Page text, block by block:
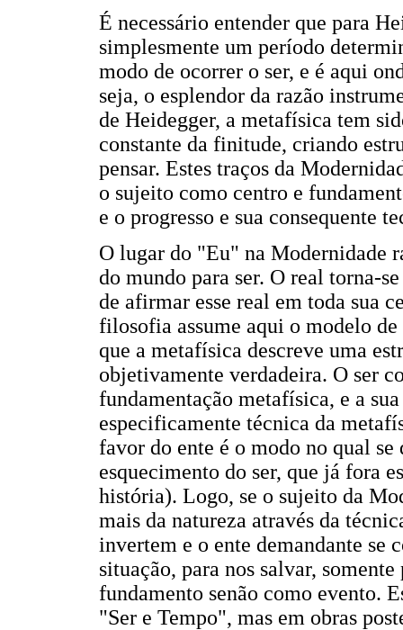
É necessário entender que para
simplesmente um período
modo de ocorrer o ser, e é aqui
seja, o esplendor da razão
de Heidegger, a metafísica tem
constante da finitude, criando
pensar. Estes traços da
o sujeito como centro e
e o progresso e sua consequente
O lugar do "Eu" na Modernidade
do mundo para ser. O real torna-
de afirmar esse real em toda sua
filosofia assume aqui o modelo
que a metafísica descreve uma
objetivamente verdadeira. O ser
fundamentação metafísica, e a
especificamente técnica da
favor do ente é o modo no qual
esquecimento do ser, que já fora
história). Logo, se o sujeito da
mais da natureza através da
invertem e o ente demandante se
situação, para nos salvar,
fundamento senão como evento.
"Ser e Tempo", mas em obras